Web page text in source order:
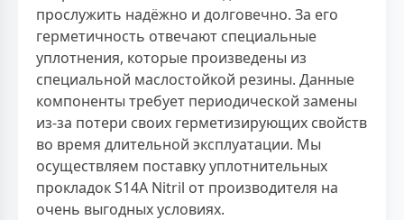
прослужить надёжно и долговечно. За его
герметичность отвечают специальные
уплотнения, которые произведены из
специальной маслостойкой резины. Данные
компоненты требует периодической замены
из-за потери своих герметизирующих свойств
во время длительной эксплуатации. Мы
осуществляем поставку уплотнительных
прокладок S14A Nitril от производителя на
очень выгодных условиях.